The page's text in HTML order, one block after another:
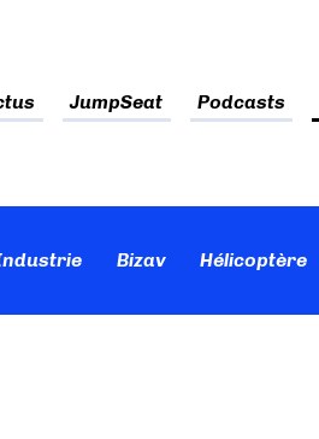
JumpSeat Podcasts
Bizav Hélicoptère